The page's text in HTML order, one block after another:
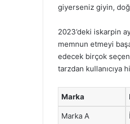
giyerseniz giyin,
2023’deki iskarpin
memnun etmeyi
edecek birçok
tarzdan kullanıcıya
Marka
Marka A